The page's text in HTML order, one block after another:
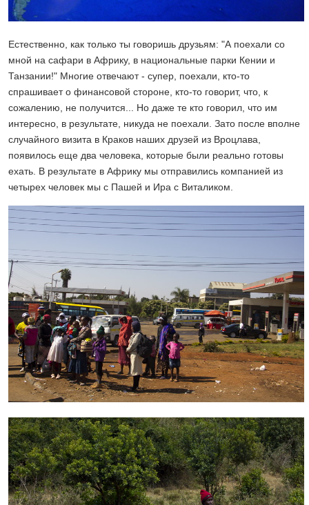
Естественно, как только ты говоришь друзьям: "А поехали со
мной на сафари в Африку, в национальные парки Кении и
Танзании!" Многие отвечают - супер, поехали, кто-то
спрашивает о финансовой стороне, кто-то говорит, что, к
сожалению, не получится... Но даже те кто говорил, что им
интересно, в результате, никуда не поехали. Зато после вполне
случайного визита в Краков наших друзей из Вроцлава,
появилось еще два человека, которые были реально готовы
ехать. В результате в Африку мы отправились компанией из
четырех человек мы с Пашей и Ира с Виталиком.